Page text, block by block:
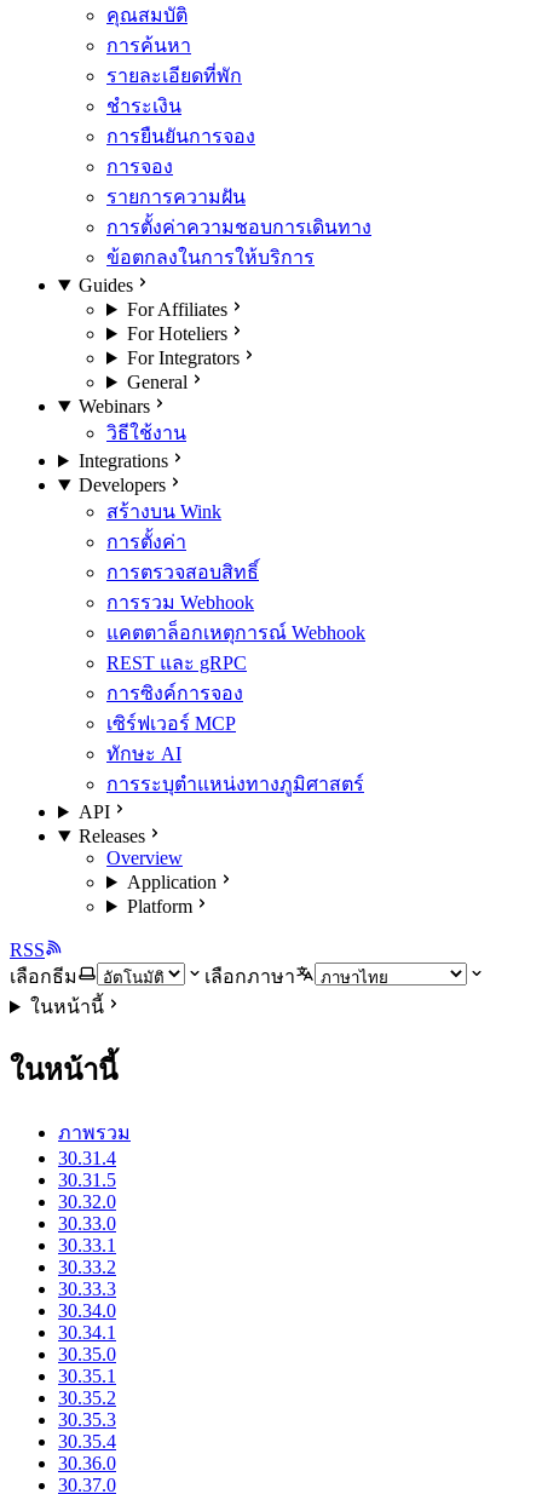
คุณสมบัติ
การค้นหา
รายละเอียดที่พัก
ชำระเงิน
การยืนยันการจอง
การจอง
รายการความฝัน
การตั้งค่าความชอบการเดินทาง
ข้อตกลงในการให้บริการ
Guides
For Affiliates
For Hoteliers
For Integrators
General
Webinars
วิธีใช้งาน
Integrations
Developers
สร้างบน Wink
การตั้งค่า
การตรวจสอบสิทธิ์
การรวม Webhook
แคตตาล็อกเหตุการณ์ Webhook
REST และ gRPC
การซิงค์การจอง
เซิร์ฟเวอร์ MCP
ทักษะ AI
การระบุตำแหน่งทางภูมิศาสตร์
API
Releases
Overview
Application
Platform
RSS
เลือกธีม
เลือกภาษา
ในหน้านี้
ในหน้านี้
ภาพรวม
30.31.4
30.31.5
30.32.0
30.33.0
30.33.1
30.33.2
30.33.3
30.34.0
30.34.1
30.35.0
30.35.1
30.35.2
30.35.3
30.35.4
30.36.0
30.37.0